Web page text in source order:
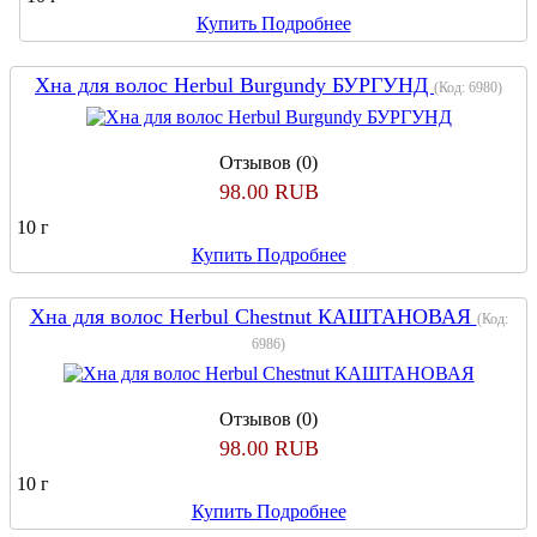
Купить Подробнее
Хна для волос Herbul Burgundy БУРГУНД (Код: 6980)
Отзывов (0)
98.00 RUB
10 г
Купить Подробнее
Хна для волос Herbul Chestnut КАШТАНОВАЯ (Код:
6986)
Отзывов (0)
98.00 RUB
10 г
Купить Подробнее